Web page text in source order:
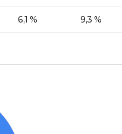
6,1 % 9,3 %